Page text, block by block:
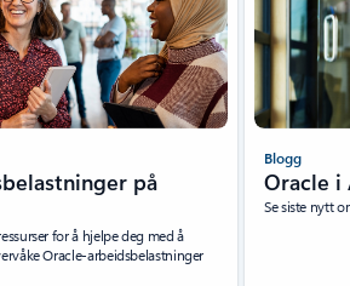
på
for å hjelpe deg med å
Oracle-arbeidsbelastninger
Blogg
Oracle i
Se siste nytt